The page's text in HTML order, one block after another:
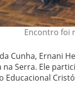
Encontro foi
Cunha, Ernani
Serra. Ele